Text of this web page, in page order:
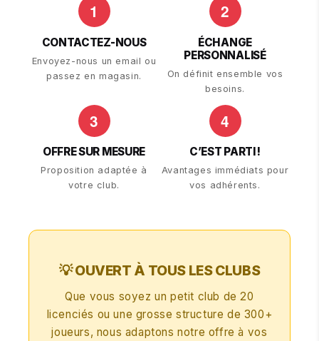
1
CONTACTEZ-NOUS
Envoyez-nous un email ou
passez en magasin.
2
ÉCHANGE
PERSONNALISÉ
On définit ensemble vos
besoins.
3
OFFRE SUR MESURE
Proposition adaptée à
votre club.
4
C’EST PARTI !
Avantages immédiats pour
vos adhérents.
💡 OUVERT À TOUS LES CLUBS
Que vous soyez un petit club de 20
licenciés ou une grosse structure de 300+
joueurs, nous adaptons notre offre à vos